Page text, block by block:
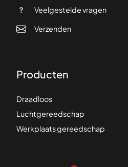
Veelgestelde vragen
Verzenden
Producten
Draadloos
Luchtgereedschap
Werkplaats gereedschap